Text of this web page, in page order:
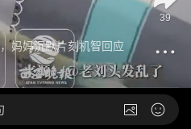
妈妈沉默片刻机智回应
39